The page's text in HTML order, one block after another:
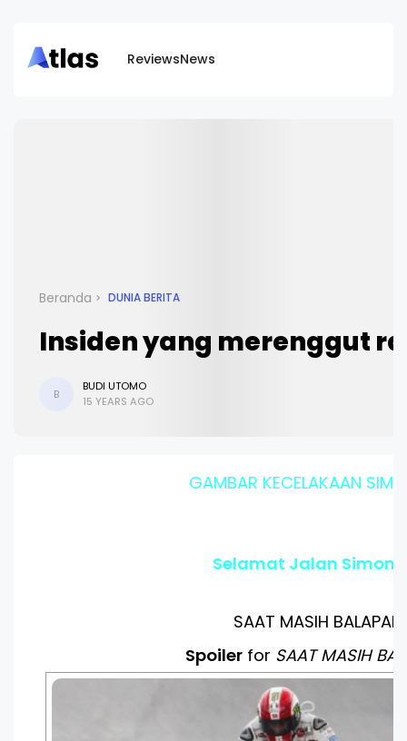
ReviewsNews
Beranda DUNIA BERITA
Insiden yang merenggut
B
BUDI UTOMO
15 YEARS AGO
GAMBAR KECELAKAAN
Selamat Jalan
SAAT MASIH BALAPAN
Spoilerfor SAAT MASIH